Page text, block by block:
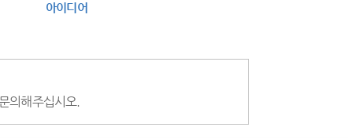
아이디어
의해주십시오.